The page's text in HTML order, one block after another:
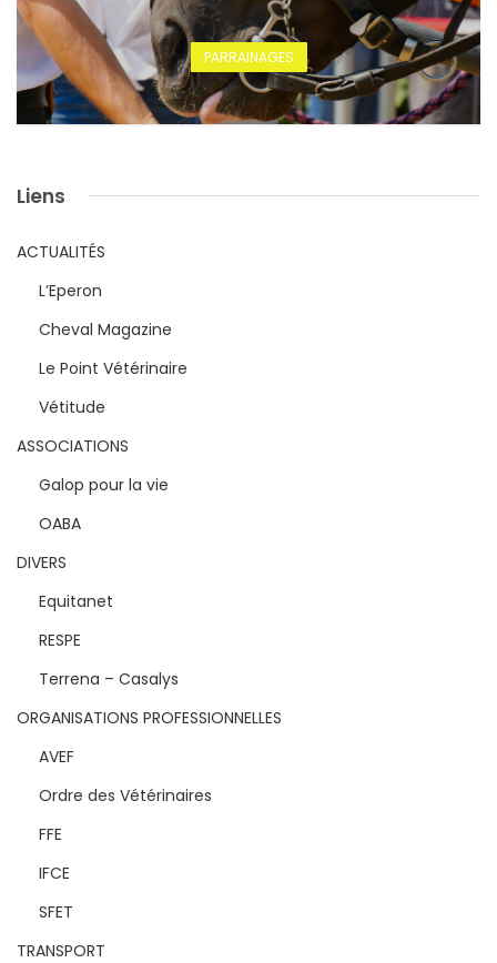
PARRAINAGES
Liens
ACTUALITÉS
L’Eperon
Cheval Magazine
Le Point Vétérinaire
Vétitude
ASSOCIATIONS
Galop pour la vie
OABA
DIVERS
Equitanet
RESPE
Terrena – Casalys
ORGANISATIONS PROFESSIONNELLES
AVEF
Ordre des Vétérinaires
FFE
IFCE
SFET
TRANSPORT